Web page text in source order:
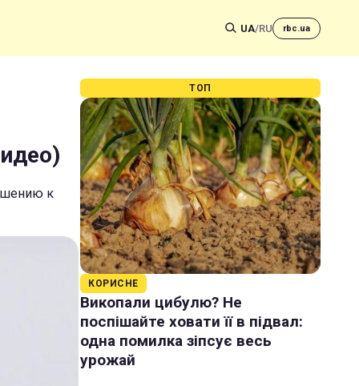
UA/RU rbc.ua
к
ТОП
КОРИСНЕ
Викопали цибулю? Не
поспішайте ховати її в підвал:
одна помилка зіпсує весь
урожай